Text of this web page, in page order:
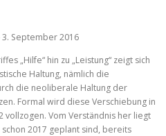
3. September 2016
„Hilfe“ hin zu „Leistung“ zeigt sich
Haltung, nämlich die
die neoliberale Haltung der
Formal wird diese Verschiebung in
vollzogen. Vom Verständnis her liegt
2017 geplant sind, bereits